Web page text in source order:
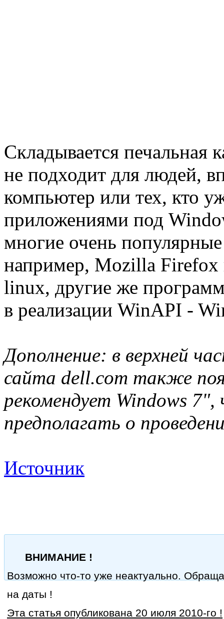
Складывается печальная
не подходит для людей,
компьютер или тех, кто
приложениями под
многие очень
например, Mozilla Firefox
linux, другие же
в реализации WinAPI -
Дополнение: в верхней
сайта dell.com также
рекомендует Windows
предполагать о
Источник
ВНИМАНИЕ !
Возможно что-то уже неактуально.
на даты !
Эта статья опубликована 20 июля 2010-го !